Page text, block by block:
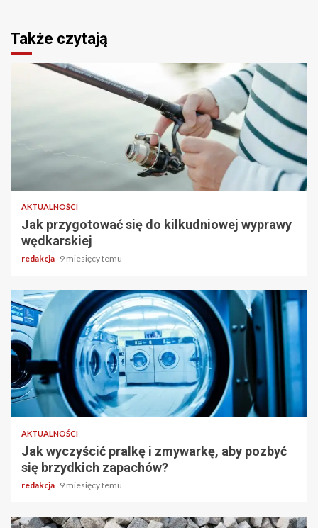
Także czytają
AKTUALNOŚCI
Jak przygotować się do kilkudniowej wyprawy
wędkarskiej
redakcja 9 miesięcy temu
3 min odczytu
AKTUALNOŚCI
Jak wyczyścić pralkę i zmywarkę, aby pozbyć
się brzydkich zapachów?
redakcja 9 miesięcy temu